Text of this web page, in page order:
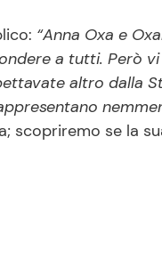
“Anna Oxa e
a tutti. Però
altro dalla
scopriremo se la